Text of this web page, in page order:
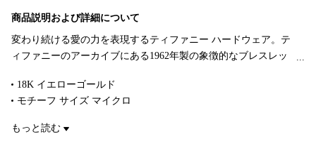
商品説明および詳細について
変わり続ける愛の力を表現するティファニー ハードウェア。テ
ィファニーのアーカイブにある1962年製の象徴的なブレスレッ
ーと自由な精神を体現しています。ティファニーならではのゲ
ージ リンクのチェーンが大胆なこのネックレスは、一つで身に
着けても、ティファニー ハードウェアの他のデザインと組み合
18K イエローゴールド
モチーフ サイズ マイクロ
快適に気軽に着けられるようデザインされています。
もっと読む